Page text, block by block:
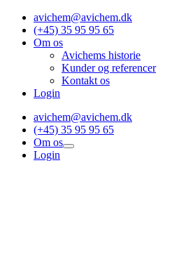
Skip
content
avichem@avichem.dk
(+45) 35 95 95 65
Om os
Avichems historie
Kunder og referencer
Kontakt os
Login
avichem@avichem.dk
(+45) 35 95 95 65
Om os
Login